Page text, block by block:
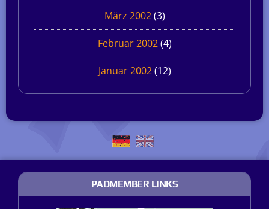
März 2002(3)
Februar 2002(4)
Januar 2002(12)
PADMEMBER LINKS